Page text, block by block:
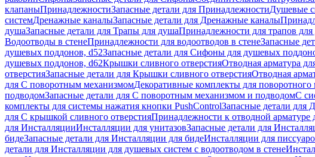
клапаныПринадлежностиЗапасные детали для ПринадлежностиДушевые
системДренажные каналыЗапасные детали для Дренажные каналы
душаЗапасные детали для Трапы для душаПринадлежности для трапов
Водоотводы в стенеПринадлежности для водоотводов в стенеЗапасные
душевых поддонов, d52Запасные детали для Сифоны для душевых
душевых поддонов, d62Крышки сливного отверстияОтводная арматура
отверстияЗапасные детали для Крышки сливного отверстияОтводная
для С поворотным механизмомДекоративные комплекты для поворотного
подводомЗапасные детали для С поворотным механизмом и подводомС
комплекты для системы нажатия кнопки PushControlЗапасные детали для
для С крышкой сливного отверстияПринадлежности к отводной арматуре
для ИнсталляцииИнсталляции для унитазовЗапасные детали для
бидеЗапасные детали для Инсталляции для бидеИнсталляции для
детали для Инсталляции для душевых систем с водоотводом в стене